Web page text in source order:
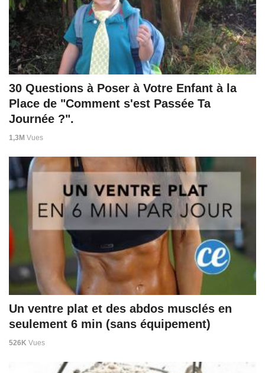
30 Questions à Poser à Votre Enfant à la
Place de "Comment s'est Passée Ta
Journée ?".
1,3M Vues
Un ventre plat et des abdos musclés en
seulement 6 min (sans équipement)
526K Vues